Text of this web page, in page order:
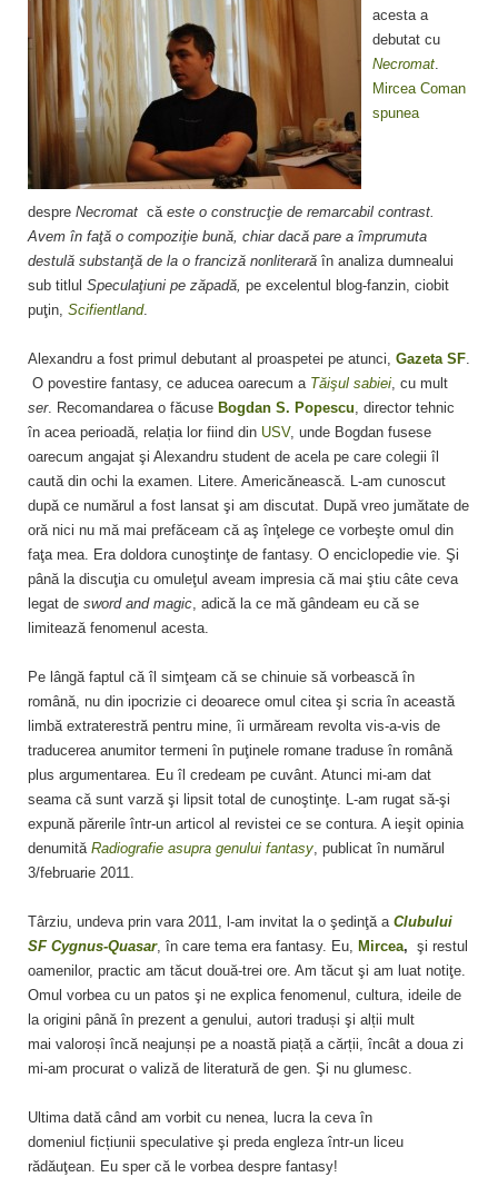
acesta a
debutat cu
Necromat
Mircea Coman
spunea
despre Necromat că este o construcţie de remarcabil contrast.
Avem în faţă o compoziţie bună, chiar dacă pare a împrumuta
destulă substanţă de la o franciză nonliterară în analiza dumnealui
sub titlul Speculaţiuni pe zăpadă, pe excelentul blog-fanzin, ciobit
puţin, Scifientland.
Alexandru a fost primul debutant al proaspetei pe atunci, Gazeta SF
O povestire fantasy, ce aducea oarecum a Tăişul sabiei , cu mult
ser. Recomandarea o făcuse Bogdan S. Popescu , director tehnic
în acea perioadă, relația lor fiind din USV, unde Bogdan fusese
oarecum angajat şi Alexandru student de acela pe care colegii îl
caută din ochi la examen. Litere. Americănească. L-am cunoscut
după ce numărul a fost lansat şi am discutat. După vreo jumătate de
oră nici nu mă mai prefăceam că aş înţelege ce vorbeşte omul din
faţa mea. Era doldora cunoştinţe de fantasy. O enciclopedie vie. Şi
până la discuţia cu omuleţul aveam impresia că mai ştiu câte ceva
legat de sword and magic , adică la ce mă gândeam eu că se
limitează fenomenul acesta.
Pe lângă faptul că îl simţeam că se chinuie să vorbească în
română, nu din ipocrizie ci deoarece omul citea şi scria în această
limbă extraterestră pentru mine, îi urmăream revolta vis-a-vis de
traducerea anumitor termeni în puţinele romane traduse în română
plus argumentarea. Eu îl credeam pe cuvânt. Atunci mi-am dat
seama că sunt varză şi lipsit total de cunoştinţe. L-am rugat să-şi
expună părerile într-un articol al revistei ce se contura. A ieşit opinia
denumită Radiografie asupra genului fantasy , publicat în numărul
3/februarie 2011.
Târziu, undeva prin vara 2011, l-am invitat la o şedinţă a Clubului
SF Cygnus-Quasar, în care tema era fantasy. Eu, Mircea, şi restul
oamenilor, practic am tăcut două-trei ore. Am tăcut şi am luat notiţe.
Omul vorbea cu un patos şi ne explica fenomenul, cultura, ideile de
la origini până în prezent a genului, autori traduși şi alții mult
mai valoroși încă neajunși pe a noastă piață a cărții, încât a doua zi
mi-am procurat o valiză de literatură de gen. Şi nu glumesc.
Ultima dată când am vorbit cu nenea, lucra la ceva în
domeniul ficțiunii speculative şi preda engleza într-un liceu
rădăuţean. Eu sper că le vorbea despre fantasy!